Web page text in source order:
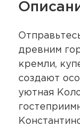
древним
кремли,
создают
уютная